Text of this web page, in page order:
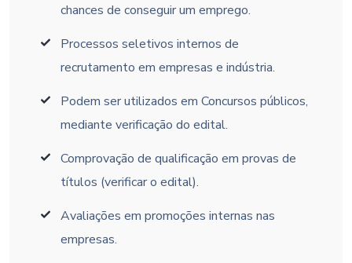
chances de conseguir um emprego.
Processos seletivos internos de
recrutamento em empresas e indústria.
Podem ser utilizados em Concursos públicos,
mediante verificação do edital.
Comprovação de qualificação em provas de
títulos (verificar o edital).
Avaliações em promoções internas nas
empresas.